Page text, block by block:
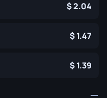
2.04
1.47
1.39